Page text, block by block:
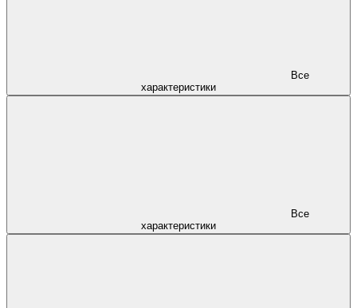
характеристики
характеристики